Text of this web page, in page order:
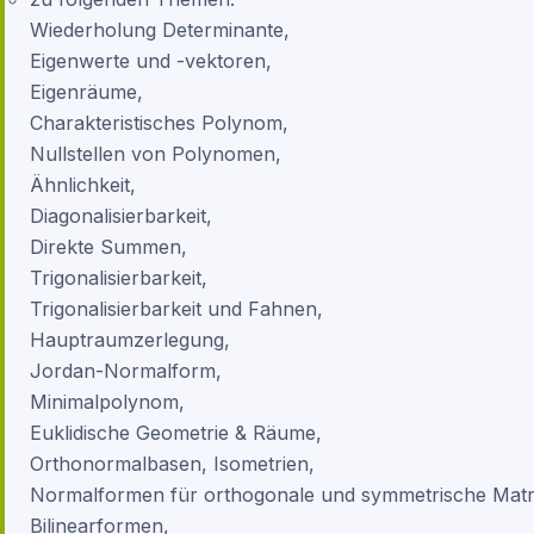
Wiederholung Determinante,
Eigenwerte und -vektoren,
Eigenräume,
Charakteristisches Polynom,
Nullstellen von Polynomen,
Ähnlichkeit,
Diagonalisierbarkeit,
Direkte Summen,
Trigonalisierbarkeit,
Trigonalisierbarkeit und Fahnen,
Hauptraumzerlegung,
Jordan-Normalform,
Minimalpolynom,
Euklidische Geometrie & Räume,
Orthonormalbasen, Isometrien,
Normalformen für orthogonale und symmetrische
Bilinearformen,